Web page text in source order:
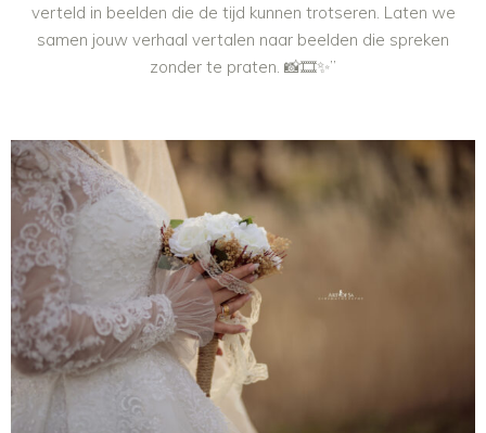
verteld in beelden die de tijd kunnen trotseren. Laten we
samen jouw verhaal vertalen naar beelden die spreken
zonder te praten. 📸🎞️✨”